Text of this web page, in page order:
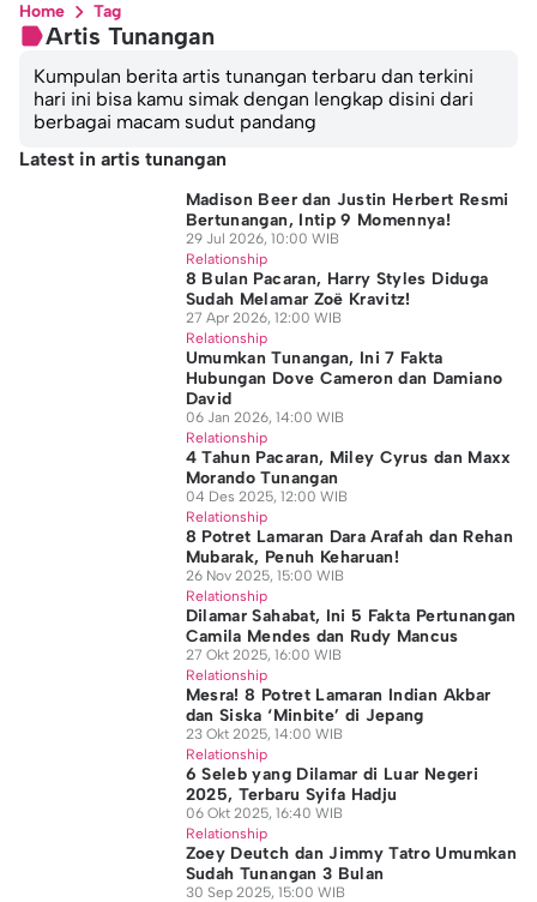
Home Tag
Artis Tunangan
Kumpulan berita artis tunangan terbaru dan terkini
hari ini bisa kamu simak dengan lengkap disini dari
berbagai macam sudut pandang
Latest in artis tunangan
Madison Beer dan Justin Herbert Resmi
Bertunangan, Intip 9 Momennya!
29 Jul 2026, 10:00 WIB
Relationship
8 Bulan Pacaran, Harry Styles Diduga
Sudah Melamar Zoë Kravitz!
27 Apr 2026, 12:00 WIB
Relationship
Umumkan Tunangan, Ini 7 Fakta
Hubungan Dove Cameron dan Damiano
David
06 Jan 2026, 14:00 WIB
Relationship
4 Tahun Pacaran, Miley Cyrus dan Maxx
Morando Tunangan
04 Des 2025, 12:00 WIB
Relationship
8 Potret Lamaran Dara Arafah dan Rehan
Mubarak, Penuh Keharuan!
26 Nov 2025, 15:00 WIB
Relationship
Dilamar Sahabat, Ini 5 Fakta Pertunangan
Camila Mendes dan Rudy Mancus
27 Okt 2025, 16:00 WIB
Relationship
Mesra! 8 Potret Lamaran Indian Akbar
dan Siska ‘Minbite’ di Jepang
23 Okt 2025, 14:00 WIB
Relationship
6 Seleb yang Dilamar di Luar Negeri
2025, Terbaru Syifa Hadju
06 Okt 2025, 16:40 WIB
Relationship
Zoey Deutch dan Jimmy Tatro Umumkan
Sudah Tunangan 3 Bulan
30 Sep 2025, 15:00 WIB